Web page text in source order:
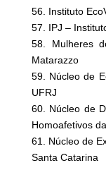
56. Instituto
57. IPJ –
58. Mulheres
Matarazzo
59. Núcleo de
UFRJ
60. Núcleo de
Homoafetivos
61. Núcleo de
Santa Catarina